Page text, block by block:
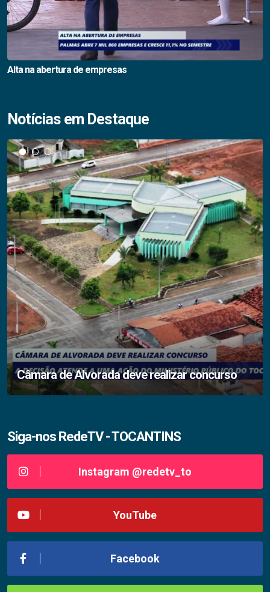
Alta na abertura de empresas
Notícias em Destaque
Câmara de Alvorada deve realizar concurso
Siga-nos RedeTV - TOCANTINS
Instagram @redetv_to
YouTube
Facebook